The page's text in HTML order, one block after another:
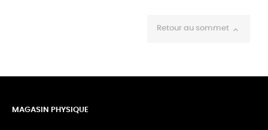
Retour au sommet 
MAGASIN PHYSIQUE